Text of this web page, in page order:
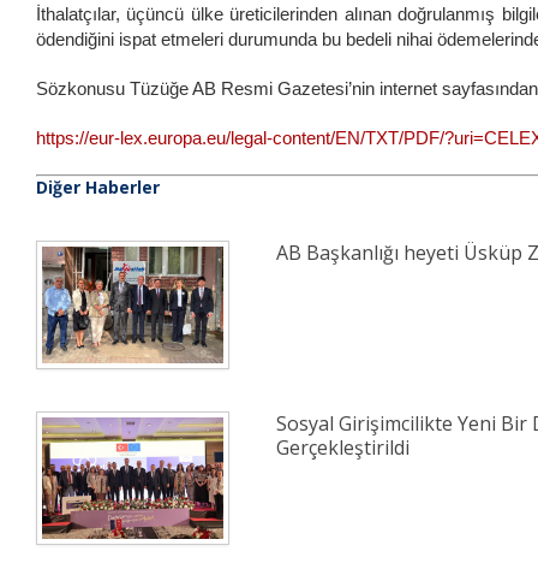
İthalatçılar, üçüncü ülke üreticilerinden alınan doğrulanmış
ödendiğini ispat etmeleri durumunda bu bedeli nihai
Sözkonusu Tüzüğe AB Resmi Gazetesi’nin internet
https://eur-lex.europa.eu/legal-content/EN/TXT/PDF/
Diğer Haberler
AB Başkanlığı heyeti Üsküp
Sosyal Girişimcilikte Yeni Bir
Gerçekleştirildi